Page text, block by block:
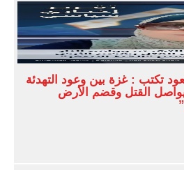
تكتب : غزة بين وعود التهدئة
يواصل القتل وقضم الأرض